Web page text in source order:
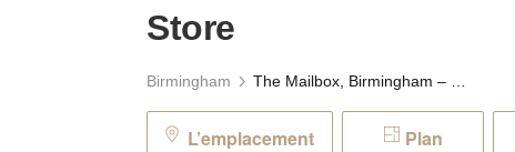
Store
Birmingham
L’emplacement Plan